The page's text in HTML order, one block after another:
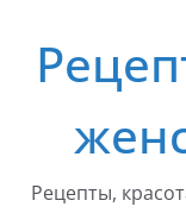
содержимому
Рецепты,